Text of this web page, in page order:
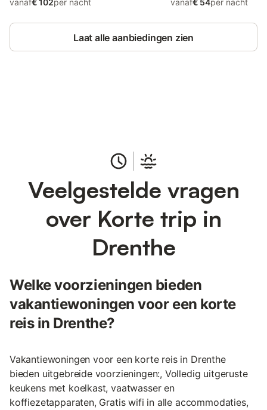
vanaf€ 102per nacht
vanaf€ 54per nacht
Laat alle aanbiedingen zien
Veelgestelde vragen
over Korte trip in
Drenthe
Welke voorzieningen bieden
vakantiewoningen voor een korte
reis in Drenthe?
Vakantiewoningen voor een korte reis in Drenthe
bieden uitgebreide voorzieningen:, Volledig uitgeruste
keukens met koelkast, vaatwasser en
koffiezetapparaten, Gratis wifi in alle accommodaties,